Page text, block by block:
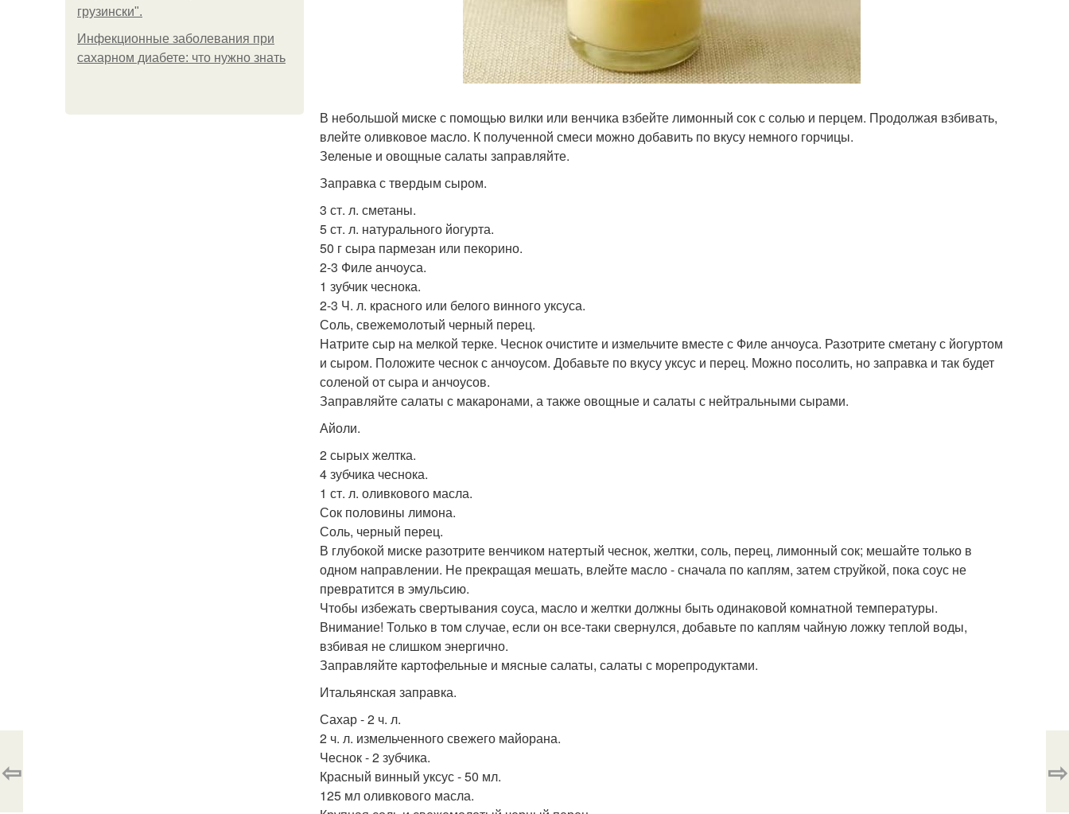
грузински".
Инфекционные заболевания при
сахарном диабете: что нужно знать
В небольшой миске с помощью вилки или венчика взбейте лимонный сок с солью и перцем. Продолжая взбивать,
влейте оливковое масло. К полученной смеси можно добавить по вкусу немного горчицы.
Зеленые и овощные салаты заправляйте.
Заправка с твердым сыром.
3 ст. л. сметаны.
5 ст. л. натурального йогурта.
50 г сыра пармезан или пекорино.
2-3 Филе анчоуса.
1 зубчик чеснока.
2-3 Ч. л. красного или белого винного уксуса.
Соль, свежемолотый черный перец.
Натрите сыр на мелкой терке. Чеснок очистите и измельчите вместе с Филе анчоуса. Разотрите сметану с йогуртом
и сыром. Положите чеснок с анчоусом. Добавьте по вкусу уксус и перец. Можно посолить, но заправка и так будет
соленой от сыра и анчоусов.
Заправляйте салаты с макаронами, а также овощные и салаты с нейтральными сырами.
Айоли.
2 сырых желтка.
4 зубчика чеснока.
1 ст. л. оливкового масла.
Сок половины лимона.
Соль, черный перец.
В глубокой миске разотрите венчиком натертый чеснок, желтки, соль, перец, лимонный сок; мешайте только в
одном направлении. Не прекращая мешать, влейте масло - сначала по каплям, затем струйкой, пока соус не
превратится в эмульсию.
Чтобы избежать свертывания соуса, масло и желтки должны быть одинаковой комнатной температуры.
Внимание! Только в том случае, если он все-таки свернулся, добавьте по каплям чайную ложку теплой воды,
взбивая не слишком энергично.
Заправляйте картофельные и мясные салаты, салаты с морепродуктами.
Итальянская заправка.
Сахар - 2 ч. л.
2 ч. л. измельченного свежего майорана.
Чеснок - 2 зубчика.
Красный винный уксус - 50 мл.
125 мл оливкового масла.
⇦ ⇨